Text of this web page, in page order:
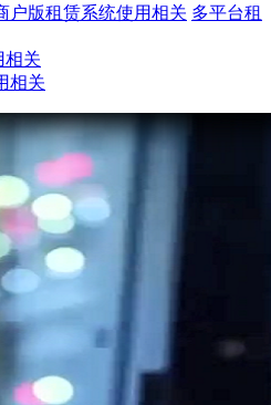
户版租赁系统使用相关 多平台租
相关
相关